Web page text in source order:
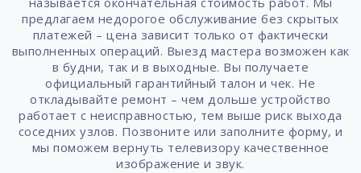
предлагаем недорогое обслуживание без скрытых
платежей – цена зависит только от фактически
выполненных операций. Выезд мастера возможен как
в будни, так и в выходные. Вы получаете
официальный гарантийный талон и чек. Не
откладывайте ремонт – чем дольше устройство
работает с неисправностью, тем выше риск выхода
соседних узлов. Позвоните или заполните форму, и
мы поможем вернуть телевизору качественное
изображение и звук.